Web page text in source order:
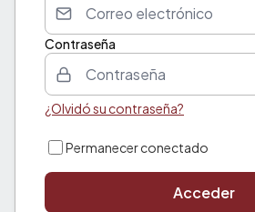
Contraseña
¿Olvidó su contraseña?
Permanecer conectado
Acceder